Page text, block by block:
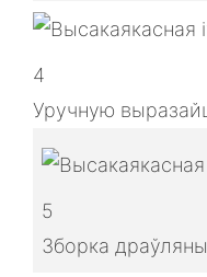
4
Уручную
5
Зборка